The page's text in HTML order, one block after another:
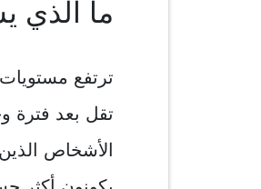
ما الذي
ترتفع
تقل بعد فترة
الأشخاص